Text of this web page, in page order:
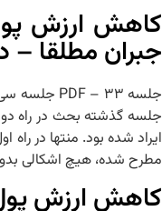
کاهش ارزش
جبران مطلقا –
جلسه گذشته بحث در راه
ایراد شده بود. منتها در
مطرح شده، هیچ اشکالی
کاهش ارزش